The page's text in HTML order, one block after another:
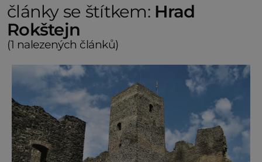
články se štítkem: Hrad
Rokštejn
(1 nalezených článků)